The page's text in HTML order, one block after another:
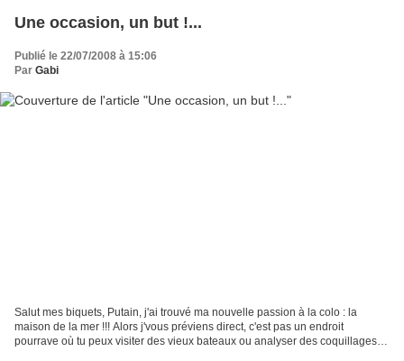
Une occasion, un but !...
Publié le 22/07/2008 à 15:06
Par Gabi
Salut mes biquets, Putain, j'ai trouvé ma nouvelle passion à la colo : la
maison de la mer !!! Alors j'vous préviens direct, c'est pas un endroit
pourrave où tu peux visiter des vieux bateaux ou analyser des coquillages